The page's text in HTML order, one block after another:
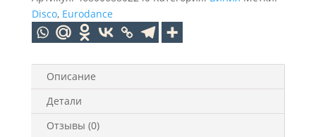
Fifth
(Blue
Vinyl)
Disco, Eurodance
Описание
Детали
Отзывы (0)